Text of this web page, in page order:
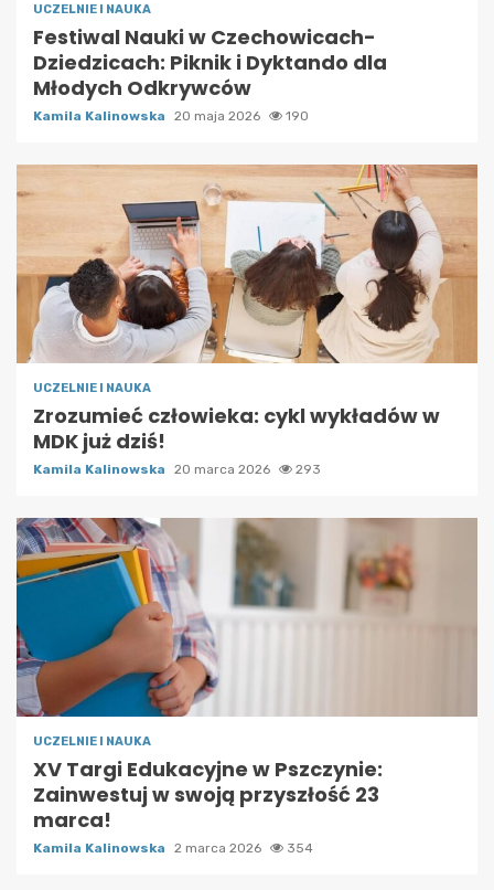
UCZELNIE I NAUKA
Festiwal Nauki w Czechowicach-
Dziedzicach: Piknik i Dyktando dla
Młodych Odkrywców
Kamila Kalinowska 20 maja 2026 190
UCZELNIE I NAUKA
Zrozumieć człowieka: cykl wykładów w
MDK już dziś!
Kamila Kalinowska 20 marca 2026 293
UCZELNIE I NAUKA
XV Targi Edukacyjne w Pszczynie:
Zainwestuj w swoją przyszłość 23
marca!
Kamila Kalinowska 2 marca 2026 354